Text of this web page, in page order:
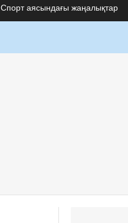
Спорт аясындағы жаңалықтар